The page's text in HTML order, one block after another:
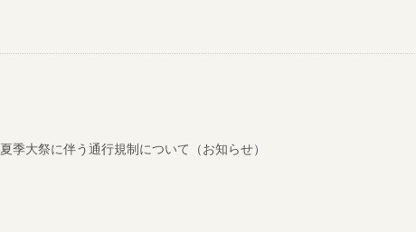
夏季大祭に伴う通行規制について（お知らせ）